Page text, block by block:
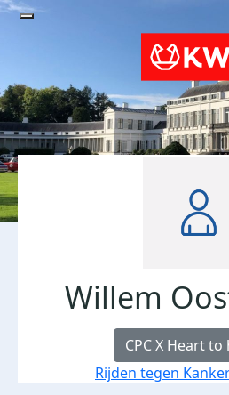
Willem
CPC X Heart
Rijden tegen